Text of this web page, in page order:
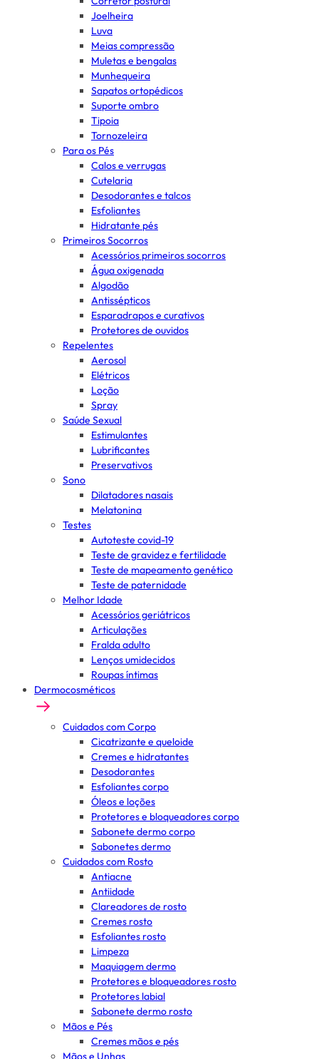
Joelheira
Luva
Meias compressão
Muletas e bengalas
Munhequeira
Sapatos ortopédicos
Suporte ombro
Tipoia
Tornozeleira
Para os Pés
Calos e verrugas
Cutelaria
Desodorantes e talcos
Esfoliantes
Hidratante pés
Primeiros Socorros
Acessórios primeiros socorros
Água oxigenada
Algodão
Antissépticos
Esparadrapos e curativos
Protetores de ouvidos
Repelentes
Aerosol
Elétricos
Loção
Spray
Saúde Sexual
Estimulantes
Lubrificantes
Preservativos
Sono
Dilatadores nasais
Melatonina
Testes
Autoteste covid-19
Teste de gravidez e fertilidade
Teste de mapeamento genético
Teste de paternidade
Melhor Idade
Acessórios geriátricos
Articulações
Fralda adulto
Lenços umidecidos
Roupas íntimas
Dermocosméticos
Cuidados com Corpo
Cicatrizante e queloide
Cremes e hidratantes
Desodorantes
Esfoliantes corpo
Óleos e loções
Protetores e bloqueadores corpo
Sabonete dermo corpo
Sabonetes dermo
Cuidados com Rosto
Antiacne
Antiidade
Clareadores de rosto
Cremes rosto
Esfoliantes rosto
Limpeza
Maquiagem dermo
Protetores e bloqueadores rosto
Protetores labial
Sabonete dermo rosto
Mãos e Pés
Cremes mãos e pés
Mãos e Unhas